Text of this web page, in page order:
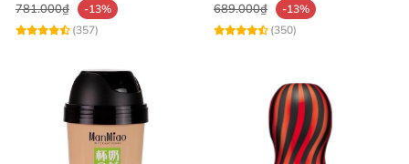
781.000₫
-13%
(357)
689.000₫
-13%
(350)